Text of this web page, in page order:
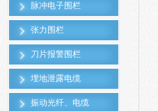
脉冲电子围栏
张力围栏
刀片报警围栏
埋地泄露电缆
振动光纤、电缆